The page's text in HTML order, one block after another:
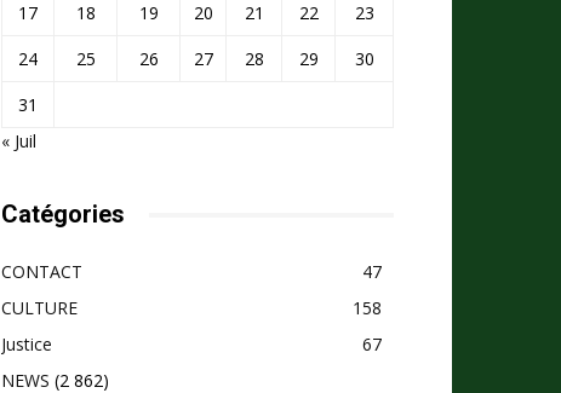
17
18 19 20 21 22
23
24
25 26 27 28 29
30
31
« Juil
Catégories
CONTACT
47
CULTURE
158
Justice
67
NEWS (2 862)